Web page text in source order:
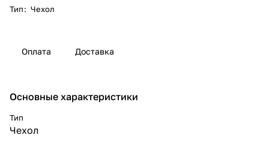
Тип: Чехол
Оплата Доставка
Основные характеристики
Тип
Чехол